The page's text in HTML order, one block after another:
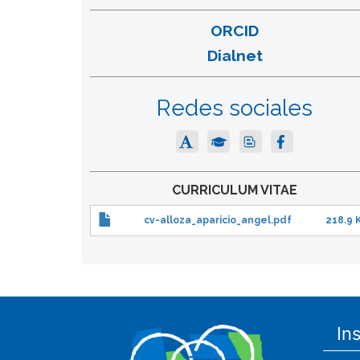
ORCID
Dialnet
Redes sociales
CURRICULUM VITAE
cv-alloza_aparicio_angel.pdf 218.9